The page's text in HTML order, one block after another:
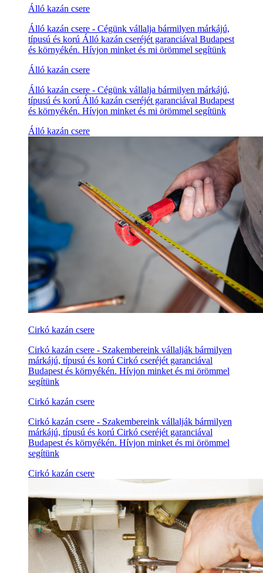
Álló kazán csere
Álló kazán csere - Cégünk vállalja bármilyen márkájú,
típusú és korú Álló kazán cseréjét garanciával Budapest
és környékén. Hívjon minket és mi örömmel segítünk
Álló kazán csere
Álló kazán csere - Cégünk vállalja bármilyen márkájú,
típusú és korú Álló kazán cseréjét garanciával Budapest
és környékén. Hívjon minket és mi örömmel segítünk
Álló kazán csere
Cirkó kazán csere
Cirkó kazán csere - Szakembereink vállalják bármilyen
márkájú, típusú és korú Cirkó cseréjét garanciával
Budapest és környékén. Hívjon minket és mi örömmel
segítünk
Cirkó kazán csere
Cirkó kazán csere - Szakembereink vállalják bármilyen
márkájú, típusú és korú Cirkó cseréjét garanciával
Budapest és környékén. Hívjon minket és mi örömmel
segítünk
Cirkó kazán csere